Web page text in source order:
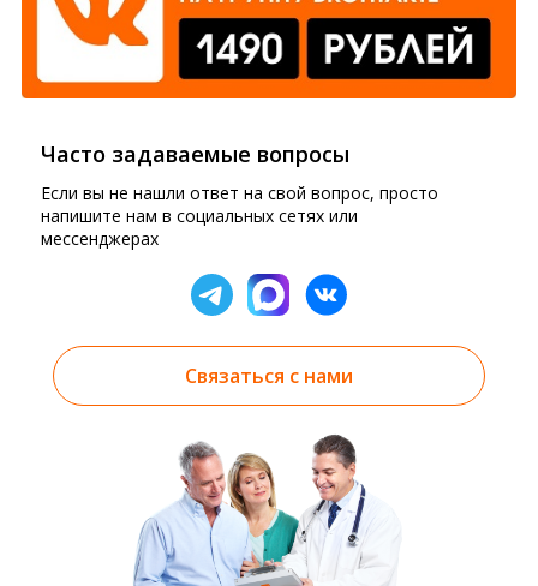
Часто задаваемые вопросы
Если вы не нашли ответ на свой вопрос, просто
напишите нам в социальных сетях или
мессенджерах
Связаться с нами